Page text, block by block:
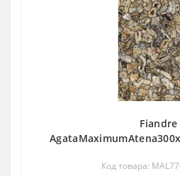
Fiandre
Код товара: